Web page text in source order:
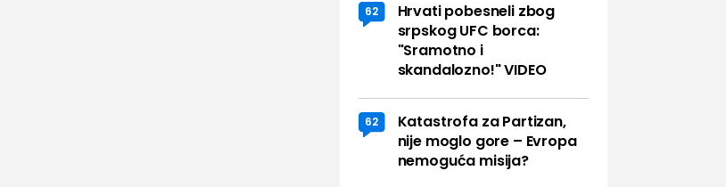
62
Hrvati pobesneli zbog
srpskog UFC borca:
"Sramotno i
skandalozno!" VIDEO
62
Katastrofa za Partizan,
nije moglo gore – Evropa
nemoguća misija?